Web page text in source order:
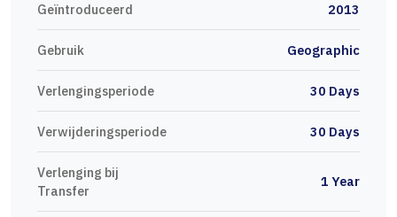
Geïntroduceerd 2013
Gebruik Geographic
Verlengingsperiode 30 Days
Verwijderingsperiode 30 Days
Verlenging bij
Transfer
1 Year